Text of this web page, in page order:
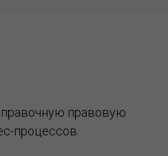
правовую
процессов.